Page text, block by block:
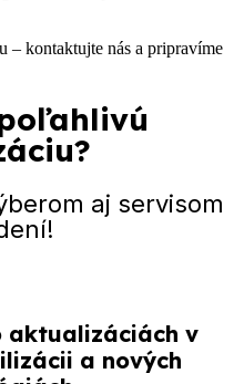
– kontaktujte nás a pripravíme
aj servisom
aktualizáciách v
a nových